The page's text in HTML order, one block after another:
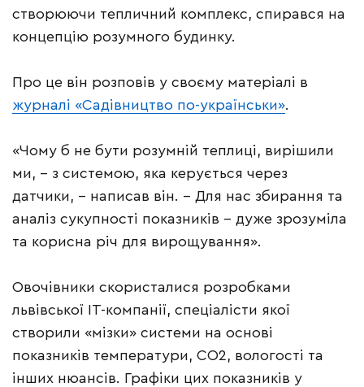
створюючи тепличний комплекс, спирався на
концепцію розумного будинку.
Про це він розповів у своєму матеріалі в
журналі «Садівництво по-українськи».
«Чому б не бути розумній теплиці, вирішили
ми, – з системою, яка керується через
датчики, – написав він. – Для нас збирання та
аналіз сукупності показників – дуже зрозуміла
та корисна річ для вирощування».
Овочівники скористалися розробками
львівської IT-компанії, спеціалісти якої
створили «мізки» системи на основі
показників температури, CO2, вологості та
інших нюансів. Графіки цих показників у